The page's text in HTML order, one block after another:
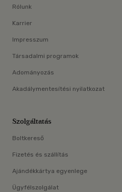
Rólunk
Karrier
Impresszum
Társadalmi programok
Adományozás
Akadálymentesítési nyilatkozat
Szolgáltatás
Boltkereső
Fizetés és szállítás
Ajándékkártya egyenlege
Ügyfélszolgálat